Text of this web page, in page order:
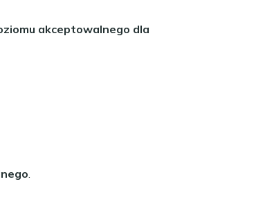
akceptowalnego dla